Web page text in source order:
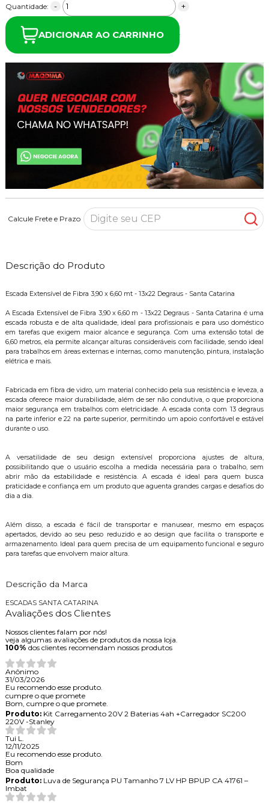
Quantidade: - +
ADICIONAR AO CARRINHO
Calcule Frete e Prazo
Descrição do Produto
Escada Extensível de Fibra 3,90 x 6,60 mt - 13x22 Degraus - Santa Catarina
A Escada Extensível de Fibra 3,90 x 6,60 m - 13x22 Degraus - Santa Catarina é uma
escada robusta e de alta qualidade, ideal para profissionais e para uso doméstico
em tarefas que exigem maior alcance e segurança. Com uma extensão total de
6,60 metros, ela permite alcançar alturas consideráveis com facilidade, sendo ideal
para trabalhos em áreas externas e internas, como manutenção, pintura, instalação
elétrica e mais.
Fabricada em fibra de vidro, um material conhecido pela sua resistência e leveza, a
escada oferece maior durabilidade, além de ser não condutiva, o que proporciona
maior segurança em trabalhos com eletricidade. A escada conta com 13 degraus
na parte inferior e 22 na parte superior, permitindo um apoio confortável e estável
durante o uso.
A versatilidade de seu design extensível proporciona ajustes de altura,
possibilitando que o usuário escolha a medida necessária para o trabalho, sem
abrir mão da estabilidade e resistência. A escada é ideal para quem busca
praticidade e confiança em um produto que aguenta grandes cargas e desafios do
dia a dia.
Além disso, a escada é fácil de transportar e manusear, mesmo em espaços
apertados, devido ao seu peso reduzido e ao design que facilita o transporte e
armazenamento. Ideal para quem precisa de um equipamento funcional e seguro
para tarefas que envolvem maior altura.
Descrição da Marca
ESCADAS SANTA CATARINA
Avaliações dos Clientes
Nossos clientes falam por nós!
veja algumas avaliações de produtos da nossa loja.
100% dos clientes recomendam nossos produtos
Anônimo
31/03/2026
Eu recomendo esse produto.
cumpre o que promete
Bom, cumpre o que promete.
Produto:Kit Carregamento 20V 2 Baterias 4ah +Carregador SC200
220V -Stanley
Tui L.
12/11/2025
Eu recomendo esse produto.
Bom
Boa qualidade
Produto:Luva de Segurança PU Tamanho 7 LV HP BPUP CA 41761 –
Imbat